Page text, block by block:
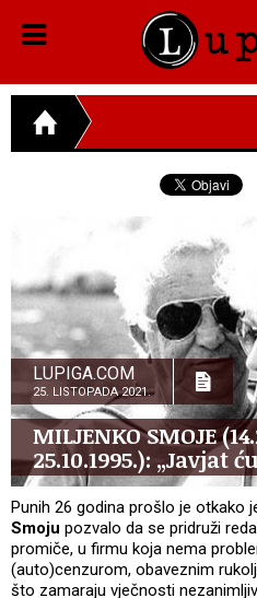
LUPIGA.COM
25. LISTOPADA 2021.
MILJENKO SMOJE
25.10.1995.): „Javjat
Punih 26 godina prošlo je otkako
Smoju pozvalo da se pridruži
promiče, u firmu koja nema
(auto)cenzurom, obaveznim
što zamaraju vječnosti